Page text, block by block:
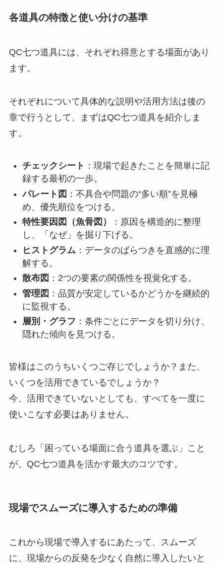
各道具の特徴と使い分けの基準
QC七つ道具には、それぞれ得意とする場面があり
ます。
それぞれについて具体的な説明や活用方法は後の
章で行うとして、まずはQC七つ道具を紹介しま
す。
チェックシート ：現場で起きたことを簡単に記
録する最初の一歩。
パレート図 ：不具合や問題の“多い順”を見極
め、優先順位をつける。
特性要因図（魚骨図）
：原因を構造的に整理
し、「なぜ」を掘り下げる。
ヒストグラム ：データのばらつきを直感的に理
解する。
散布図 ：2つの要素の関係性を視覚化する。
管理図 ：品質が安定しているかどうかを継続的
に監視する。
層別・グラフ ：条件ごとにデータを切り分け、
隠れた傾向を見つける。
皆様はこのうちいくつご存じでしょうか？また、
いくつを活用できているでしょうか？
今、活用できていないとしても、すべてを一度に
使いこなす必要はありません。
むしろ「困っている場面に合う道具を選ぶ」こと
が、QC七つ道具を活かす最大のコツです。
現場でスムーズに導入するための準備
これから現場で導入するにあたって、スムーズ
に、現場からの反発を少なく自然に導入したいと